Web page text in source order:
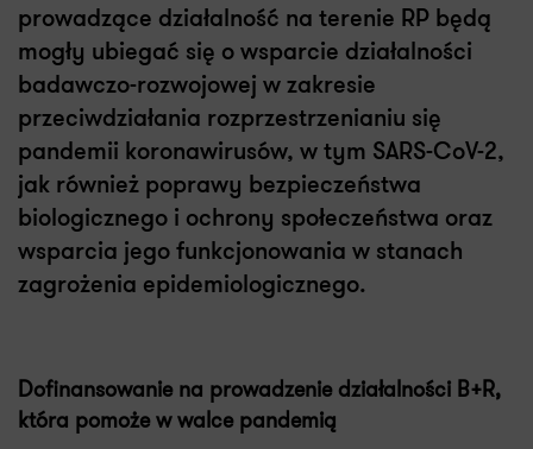
prowadzące działalność na terenie RP będą
mogły ubiegać się o wsparcie działalności
badawczo-rozwojowej w zakresie
przeciwdziałania rozprzestrzenianiu się
pandemii koronawirusów, w tym SARS-CoV-2,
jak również poprawy bezpieczeństwa
biologicznego i ochrony społeczeństwa oraz
wsparcia jego funkcjonowania w stanach
zagrożenia epidemiologicznego.
Dofinansowanie na prowadzenie działalności B+R,
która pomoże w walce pandemią